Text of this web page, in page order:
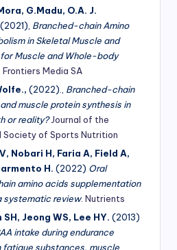
G.Madu, O.A. J.
(2021), Branched-chain Amino
in Skeletal Muscle and
Muscle and Whole-body
Frontiers Media SA
(2022)., Branched-chain
muscle protein synthesis in
or reality? Journal of the
Society of Sports Nutrition
Nobari H, Faria A, Field A,
H. (2022) Oral
amino acids supplementation
systematic review. Nutrients
SH, Jeong WS, Lee HY. (2013)
intake during endurance
fatigue substances, muscle